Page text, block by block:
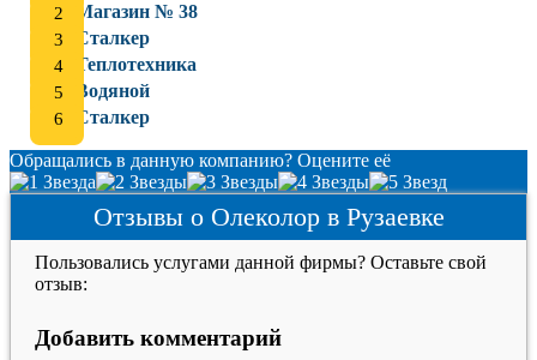
Магазин № 38
Сталкер
Теплотехника
Водяной
Сталкер
Обращались в данную компанию? Оцените её
Отзывы о Олеколор в Рузаевке
Пользовались услугами данной фирмы? Оставьте свой
отзыв:
Добавить комментарий